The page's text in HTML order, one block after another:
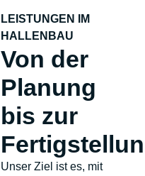
LEISTUNGEN IM
HALLENBAU
Von der
Planung
bis zur
Unser Ziel ist es, mit